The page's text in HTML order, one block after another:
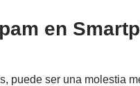
en
puede ser una molestia